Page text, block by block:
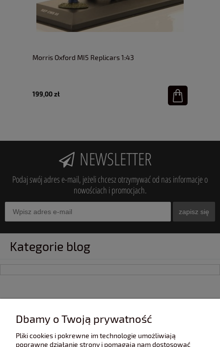
Morris Oxford MI5 Replicars 1:43
199,00 zł
NEWSLETTER
Podaj swój adres e-mail, jeżeli chcesz otrzymywać od nas informacje o
nowościach i promocjach.
zapisz się
Kategorie blog
POMOC
Dbamy o Twoją prywatność
Pliki cookies i pokrewne im technologie umożliwiają
poprawne działanie strony i pomagają nam dostosować